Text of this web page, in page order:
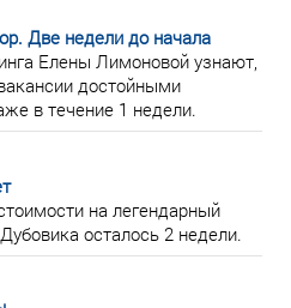
Две недели до начала
Елены Лимоновой узнают,
достойными
в течение 1 недели.
на легендарный
осталось 2 недели.